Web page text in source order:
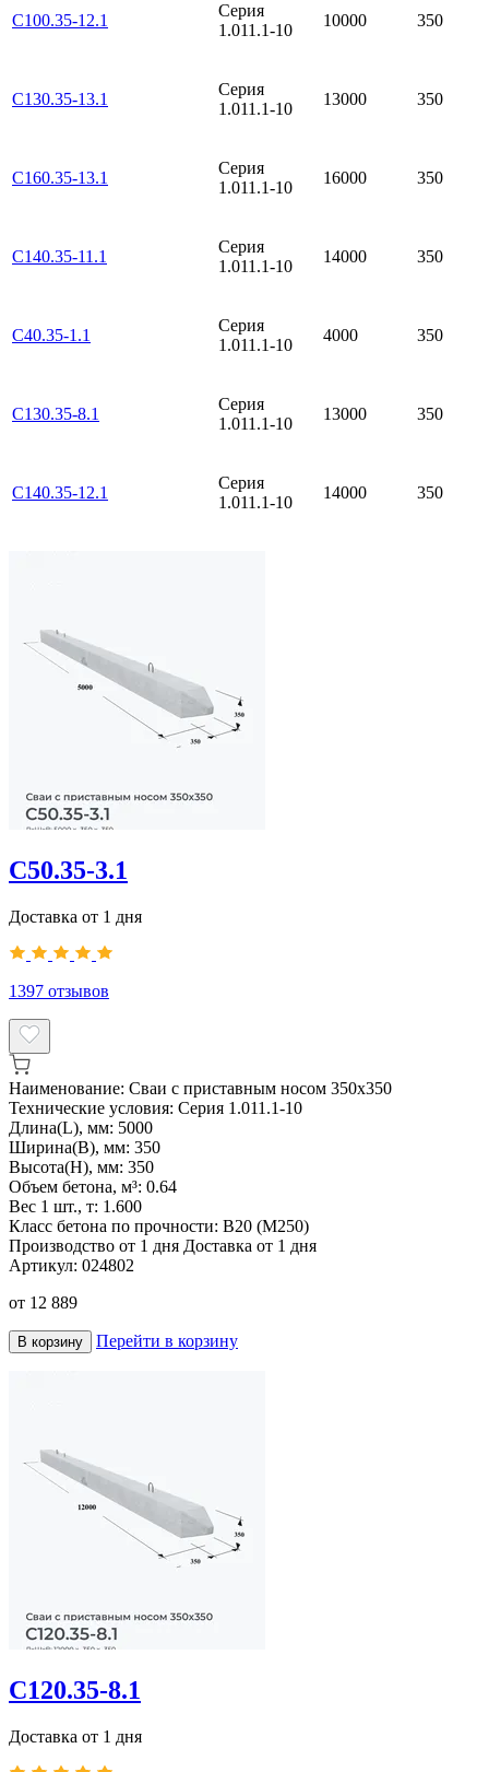
С100.35-12.1
Серия
1.011.1-10
10000 350
С130.35-13.1
Серия
1.011.1-10
13000 350
С160.35-13.1
Серия
1.011.1-10
16000 350
С140.35-11.1
Серия
1.011.1-10
14000 350
С40.35-1.1
Серия
1.011.1-10
4000 350
С130.35-8.1
Серия
1.011.1-10
13000 350
С140.35-12.1
Серия
1.011.1-10
14000 350
С50.35-3.1
Доставка от 1 дня
1397 отзывов
Наименование: Сваи с приставным носом 350х350
Технические условия: Серия 1.011.1-10
Длина(L), мм: 5000
Ширина(B), мм: 350
Высота(H), мм: 350
Объем бетона, м³: 0.64
Вес 1 шт., т: 1.600
Класс бетона по прочности: B20 (М250)
Производство от 1 дня Доставка от 1 дня
Артикул: 024802
от 12 889
В корзину Перейти в корзину
С120.35-8.1
Доставка от 1 дня